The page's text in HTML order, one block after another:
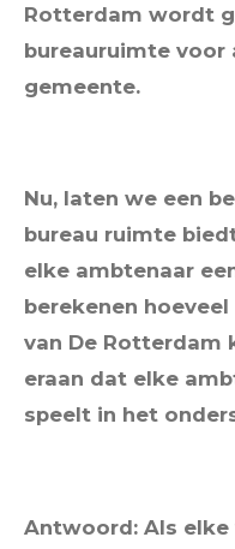
Rotterdam wordt
bureauruimte voor
gemeente.
Nu, laten we een
bureau ruimte
elke ambtenaar
berekenen
van De Rotterdam
eraan dat elke
speelt in het
Antwoord: Als